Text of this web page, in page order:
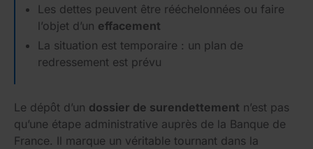
Les dettes peuvent être rééchelonnées ou faire
l’objet d’un effacement
La situation est temporaire : un plan de
redressement est prévu
Le dépôt d’un dossier de surendettement n’est pas
qu’une étape administrative auprès de la Banque de
France. Il marque un véritable tournant dans la